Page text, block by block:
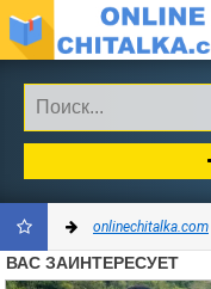
ДОБАВИТЬ
onlinechitalka.com